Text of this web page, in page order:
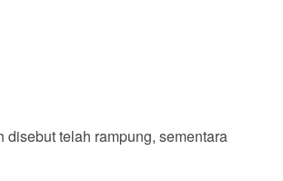
telah rampung, sementara